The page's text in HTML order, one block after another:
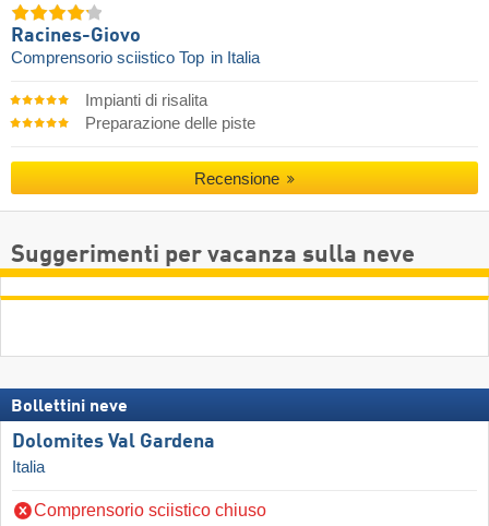
Racines-Giovo
Comprensorio sciistico Top in Italia
Impianti di risalita
Preparazione delle piste
Recensione
Suggerimenti per vacanza sulla neve
Bollettini neve
Dolomites Val Gardena
Italia
Comprensorio sciistico chiuso